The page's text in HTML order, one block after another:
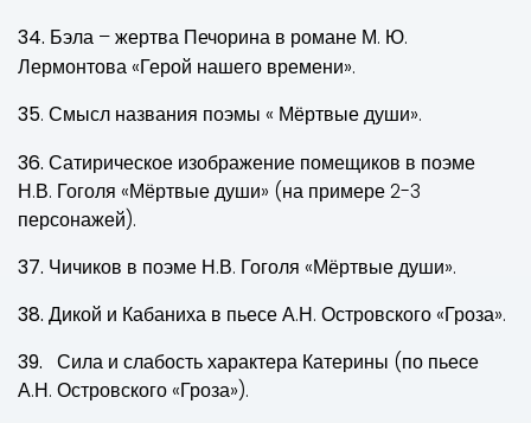
34. Бэла – жертва Печорина в романе М. Ю.
Лермонтова «Герой нашего времени».
35. Смысл названия поэмы « Мёртвые души».
36. Сатирическое изображение помещиков в поэме
Н.В. Гоголя «Мёртвые души» (на примере 2-3
персонажей).
37. Чичиков в поэме Н.В. Гоголя «Мёртвые души».
38. Дикой и Кабаниха в пьесе А.Н. Островского «Гроза».
39. Сила и слабость характера Катерины (по пьесе
А.Н. Островского «Гроза»).